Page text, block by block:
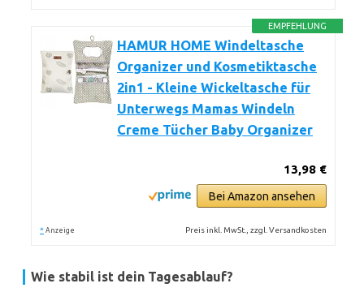
EMPFEHLUNG
HAMUR HOME Windeltasche
Organizer und Kosmetiktasche
2in1 - Kleine Wickeltasche für
Unterwegs Mamas Windeln
Creme Tücher Baby Organizer
13,98 €
Bei Amazon ansehen
* Anzeige Preis inkl. MwSt., zzgl. Versandkosten
Wie stabil ist dein Tagesablauf?